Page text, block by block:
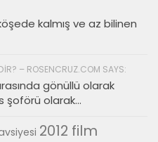
kalmış ve az bilinen
– ROSENCRUZ.COM SAYS:
gönüllü olarak
şoförü olarak...
2012 film